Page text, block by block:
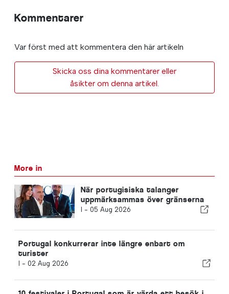
Kommentarer
Var först med att kommentera den här artikeln
Skicka oss dina kommentarer eller
åsikter om denna artikel.
More in
När portugisiska talanger
uppmärksammas över gränserna
I - 05 Aug 2026
Portugal konkurrerar inte längre enbart om
turister
I - 02 Aug 2026